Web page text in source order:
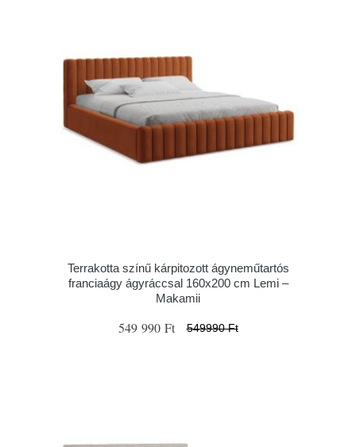
Terrakotta színű kárpitozott ágyneműtartós
franciaágy ágyráccsal 160x200 cm Lemi –
Makamii
549 990 Ft 549990 Ft